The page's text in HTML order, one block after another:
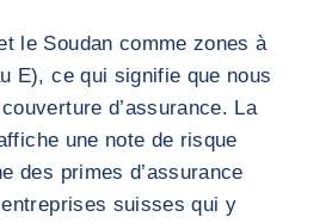
le Soudan comme zones à
E), ce qui signifie que nous
d’assurance. La
une note de risque
des primes d’assurance
suisses qui y